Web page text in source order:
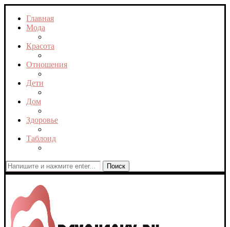
Главная
Мода
Красота
Отношения
Дети
Дом
Здоровье
Таблоид
Поиск